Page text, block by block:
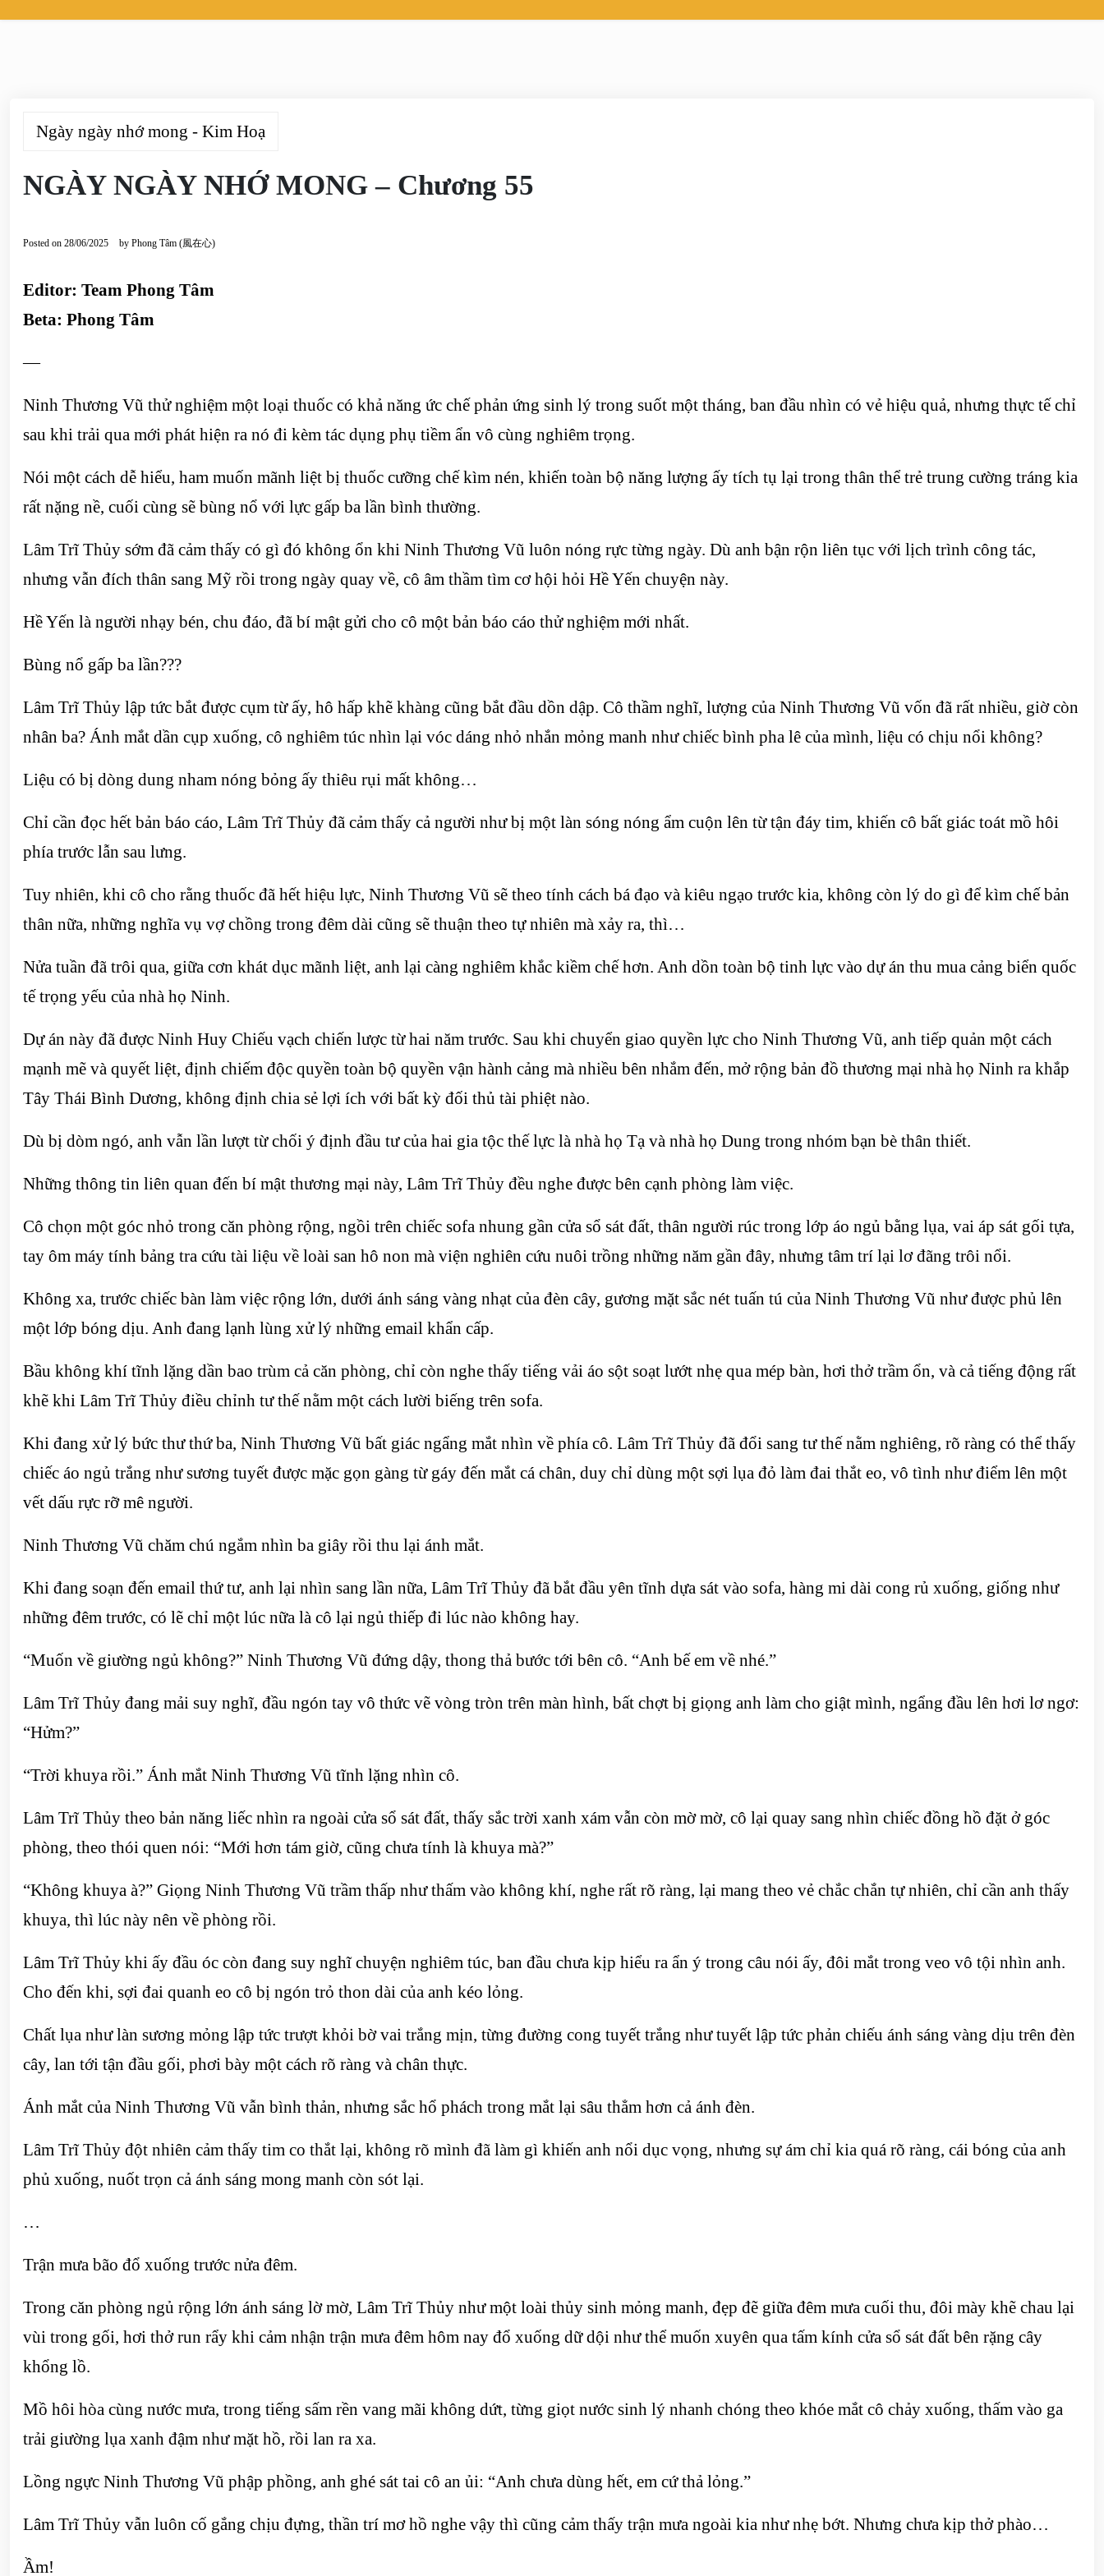
Ngày ngày nhớ mong - Kim Hoạ
NGÀY NGÀY NHỚ MONG – Chương 55
Posted on 28/06/2025 by Phong Tâm (風在心)
Editor: Team Phong Tâm
Beta: Phong Tâm
—
Ninh Thương Vũ thử nghiệm một loại thuốc có khả năng ức chế phản ứng sinh lý trong suốt một tháng, ban đầu nhìn có vẻ hiệu quả, nhưng thực tế chỉ
sau khi trải qua mới phát hiện ra nó đi kèm tác dụng phụ tiềm ẩn vô cùng nghiêm trọng.
Nói một cách dễ hiểu, ham muốn mãnh liệt bị thuốc cưỡng chế kìm nén, khiến toàn bộ năng lượng ấy tích tụ lại trong thân thể trẻ trung cường tráng kia
rất nặng nề, cuối cùng sẽ bùng nổ với lực gấp ba lần bình thường.
Lâm Trĩ Thủy sớm đã cảm thấy có gì đó không ổn khi Ninh Thương Vũ luôn nóng rực từng ngày. Dù anh bận rộn liên tục với lịch trình công tác,
nhưng vẫn đích thân sang Mỹ rồi trong ngày quay về, cô âm thầm tìm cơ hội hỏi Hề Yến chuyện này.
Hề Yến là người nhạy bén, chu đáo, đã bí mật gửi cho cô một bản báo cáo thử nghiệm mới nhất.
Bùng nổ gấp ba lần???
Lâm Trĩ Thủy lập tức bắt được cụm từ ấy, hô hấp khẽ khàng cũng bắt đầu dồn dập. Cô thầm nghĩ, lượng của Ninh Thương Vũ vốn đã rất nhiều, giờ còn
nhân ba? Ánh mắt dần cụp xuống, cô nghiêm túc nhìn lại vóc dáng nhỏ nhắn mỏng manh như chiếc bình pha lê của mình, liệu có chịu nổi không?
Liệu có bị dòng dung nham nóng bỏng ấy thiêu rụi mất không…
Chỉ cần đọc hết bản báo cáo, Lâm Trĩ Thủy đã cảm thấy cả người như bị một làn sóng nóng ẩm cuộn lên từ tận đáy tim, khiến cô bất giác toát mồ hôi
phía trước lẫn sau lưng.
Tuy nhiên, khi cô cho rằng thuốc đã hết hiệu lực, Ninh Thương Vũ sẽ theo tính cách bá đạo và kiêu ngạo trước kia, không còn lý do gì để kìm chế bản
thân nữa, những nghĩa vụ vợ chồng trong đêm dài cũng sẽ thuận theo tự nhiên mà xảy ra, thì…
Nửa tuần đã trôi qua, giữa cơn khát dục mãnh liệt, anh lại càng nghiêm khắc kiềm chế hơn. Anh dồn toàn bộ tinh lực vào dự án thu mua cảng biển quốc
tế trọng yếu của nhà họ Ninh.
Dự án này đã được Ninh Huy Chiếu vạch chiến lược từ hai năm trước. Sau khi chuyển giao quyền lực cho Ninh Thương Vũ, anh tiếp quản một cách
mạnh mẽ và quyết liệt, định chiếm độc quyền toàn bộ quyền vận hành cảng mà nhiều bên nhắm đến, mở rộng bản đồ thương mại nhà họ Ninh ra khắp
Tây Thái Bình Dương, không định chia sẻ lợi ích với bất kỳ đối thủ tài phiệt nào.
Dù bị dòm ngó, anh vẫn lần lượt từ chối ý định đầu tư của hai gia tộc thế lực là nhà họ Tạ và nhà họ Dung trong nhóm bạn bè thân thiết.
Những thông tin liên quan đến bí mật thương mại này, Lâm Trĩ Thủy đều nghe được bên cạnh phòng làm việc.
Cô chọn một góc nhỏ trong căn phòng rộng, ngồi trên chiếc sofa nhung gần cửa sổ sát đất, thân người rúc trong lớp áo ngủ bằng lụa, vai áp sát gối tựa,
tay ôm máy tính bảng tra cứu tài liệu về loài san hô non mà viện nghiên cứu nuôi trồng những năm gần đây, nhưng tâm trí lại lơ đãng trôi nổi.
Không xa, trước chiếc bàn làm việc rộng lớn, dưới ánh sáng vàng nhạt của đèn cây, gương mặt sắc nét tuấn tú của Ninh Thương Vũ như được phủ lên
một lớp bóng dịu. Anh đang lạnh lùng xử lý những email khẩn cấp.
Bầu không khí tĩnh lặng dần bao trùm cả căn phòng, chỉ còn nghe thấy tiếng vải áo sột soạt lướt nhẹ qua mép bàn, hơi thở trầm ổn, và cả tiếng động rất
khẽ khi Lâm Trĩ Thủy điều chỉnh tư thế nằm một cách lười biếng trên sofa.
Khi đang xử lý bức thư thứ ba, Ninh Thương Vũ bất giác ngẩng mắt nhìn về phía cô. Lâm Trĩ Thủy đã đổi sang tư thế nằm nghiêng, rõ ràng có thể thấy
chiếc áo ngủ trắng như sương tuyết được mặc gọn gàng từ gáy đến mắt cá chân, duy chỉ dùng một sợi lụa đỏ làm đai thắt eo, vô tình như điểm lên một
vết dấu rực rỡ mê người.
Ninh Thương Vũ chăm chú ngắm nhìn ba giây rồi thu lại ánh mắt.
Khi đang soạn đến email thứ tư, anh lại nhìn sang lần nữa, Lâm Trĩ Thủy đã bắt đầu yên tĩnh dựa sát vào sofa, hàng mi dài cong rủ xuống, giống như
những đêm trước, có lẽ chỉ một lúc nữa là cô lại ngủ thiếp đi lúc nào không hay.
“Muốn về giường ngủ không?” Ninh Thương Vũ đứng dậy, thong thả bước tới bên cô. “Anh bế em về nhé.”
Lâm Trĩ Thủy đang mải suy nghĩ, đầu ngón tay vô thức vẽ vòng tròn trên màn hình, bất chợt bị giọng anh làm cho giật mình, ngẩng đầu lên hơi lơ ngơ:
“Hửm?”
“Trời khuya rồi.” Ánh mắt Ninh Thương Vũ tĩnh lặng nhìn cô.
Lâm Trĩ Thủy theo bản năng liếc nhìn ra ngoài cửa sổ sát đất, thấy sắc trời xanh xám vẫn còn mờ mờ, cô lại quay sang nhìn chiếc đồng hồ đặt ở góc
phòng, theo thói quen nói: “Mới hơn tám giờ, cũng chưa tính là khuya mà?”
“Không khuya à?” Giọng Ninh Thương Vũ trầm thấp như thấm vào không khí, nghe rất rõ ràng, lại mang theo vẻ chắc chắn tự nhiên, chỉ cần anh thấy
khuya, thì lúc này nên về phòng rồi.
Lâm Trĩ Thủy khi ấy đầu óc còn đang suy nghĩ chuyện nghiêm túc, ban đầu chưa kịp hiểu ra ẩn ý trong câu nói ấy, đôi mắt trong veo vô tội nhìn anh.
Cho đến khi, sợi đai quanh eo cô bị ngón trỏ thon dài của anh kéo lỏng.
Chất lụa như làn sương mỏng lập tức trượt khỏi bờ vai trắng mịn, từng đường cong tuyết trắng như tuyết lập tức phản chiếu ánh sáng vàng dịu trên đèn
cây, lan tới tận đầu gối, phơi bày một cách rõ ràng và chân thực.
Ánh mắt của Ninh Thương Vũ vẫn bình thản, nhưng sắc hổ phách trong mắt lại sâu thẳm hơn cả ánh đèn.
Lâm Trĩ Thủy đột nhiên cảm thấy tim co thắt lại, không rõ mình đã làm gì khiến anh nổi dục vọng, nhưng sự ám chỉ kia quá rõ ràng, cái bóng của anh
phủ xuống, nuốt trọn cả ánh sáng mong manh còn sót lại.
…
Trận mưa bão đổ xuống trước nửa đêm.
Trong căn phòng ngủ rộng lớn ánh sáng lờ mờ, Lâm Trĩ Thủy như một loài thủy sinh mỏng manh, đẹp đẽ giữa đêm mưa cuối thu, đôi mày khẽ chau lại
vùi trong gối, hơi thở run rẩy khi cảm nhận trận mưa đêm hôm nay đổ xuống dữ dội như thể muốn xuyên qua tấm kính cửa sổ sát đất bên rặng cây
khổng lồ.
Mồ hôi hòa cùng nước mưa, trong tiếng sấm rền vang mãi không dứt, từng giọt nước sinh lý nhanh chóng theo khóe mắt cô chảy xuống, thấm vào ga
trải giường lụa xanh đậm như mặt hồ, rồi lan ra xa.
Lồng ngực Ninh Thương Vũ phập phồng, anh ghé sát tai cô an ủi: “Anh chưa dùng hết, em cứ thả lỏng.”
Lâm Trĩ Thủy vẫn luôn cố gắng chịu đựng, thần trí mơ hồ nghe vậy thì cũng cảm thấy trận mưa ngoài kia như nhẹ bớt. Nhưng chưa kịp thở phào…
Ầm!